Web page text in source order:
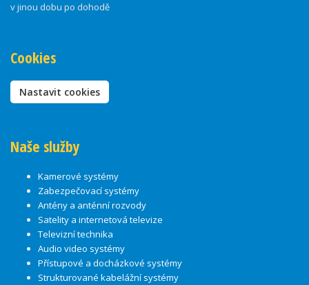
v jinou dobu po dohodě
Cookies
Nastavit cookies
Naše služby
Kamerové systémy
Zabezpečovací systémy
Antény a anténní rozvody
Satelity a internetová televize
Televizní technika
Audio video systémy
Přístupové a docházkové systémy
Strukturované kabelážní systémy